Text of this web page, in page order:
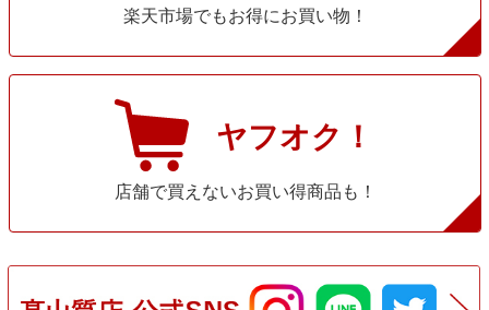
楽天市場でもお得にお買い物！
ヤフオク！
店舗で買えないお買い得商品も！